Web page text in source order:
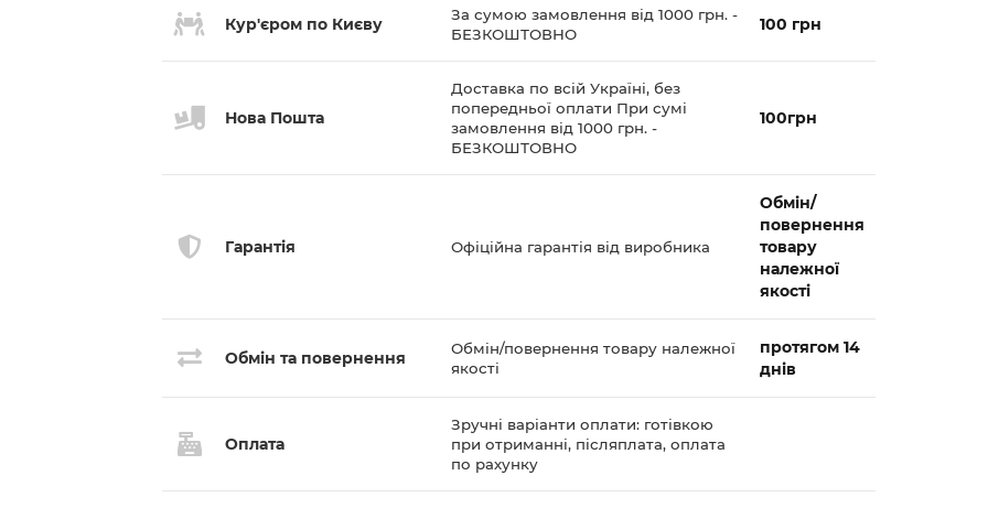
Кур'єром по Києву
За сумою замовлення від 1000 грн. -
БЕЗКОШТОВНО
100 грн
Нова Пошта
Доставка по всій Україні, без
попередньої оплати При сумі
замовлення від 1000 грн. -
БЕЗКОШТОВНО
100грн
Гарантія Офіційна гарантія від виробника
Обмін/
повернення
товару
належної
якості
Обмін та повернення
Обмін/повернення товару належної
якості
протягом 14
днів
Оплата
Зручні варіанти оплати: готівкою
при отриманні, післяплата, оплата
по рахунку